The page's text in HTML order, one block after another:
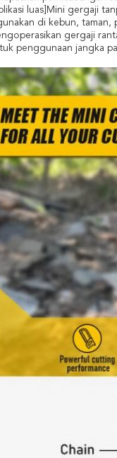
luas]Mini gergaji
di kebun, taman,
gergaji
penggunaan jangka